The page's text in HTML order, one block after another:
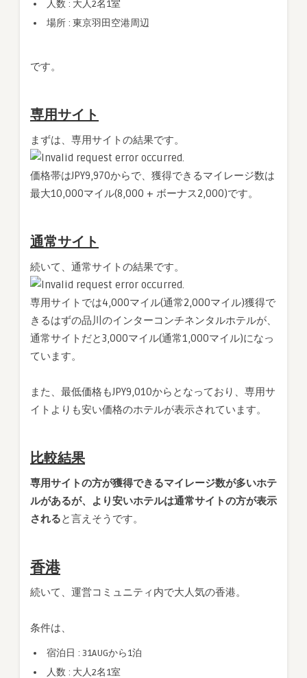
人数 : 大人2名1室
場所 : 東京羽田空港周辺
です。
専用サイト
まずは、専用サイトの結果です。
価格帯はJPY9,970からで、獲得できるマイレージ数は
最大10,000マイル(8,000 + ボーナス2,000)です。
通常サイト
続いて、通常サイトの結果です。
専用サイトでは4,000マイル(通常2,000マイル)獲得で
きるはずの品川のインターコンチネンタルホテルが、
通常サイトだと3,000マイル(通常1,000マイル)になっ
ています。
また、最低価格もJPY9,010からとなっており、専用サ
イトよりも安い価格のホテルが表示されています。
比較結果
専用サイトの方が獲得できるマイレージ数が多いホテ
ルがあるが、より安いホテルは通常サイトの方が表示
されると言えそうです。
香港
続いて、運営コミュニティ内で大人気の香港。
条件は、
宿泊日 : 31AUGから1泊
人数 : 大人2名1室